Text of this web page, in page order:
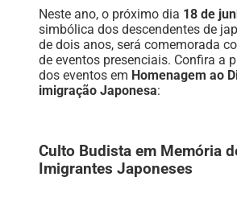
Neste ano, o próximo dia 18 de
simbólica dos descendentes de
de dois anos, será comemorada
de eventos presenciais. Confira a
dos eventos em Homenagem ao
imigração Japonesa:
Culto Budista em Memória
Imigrantes Japoneses